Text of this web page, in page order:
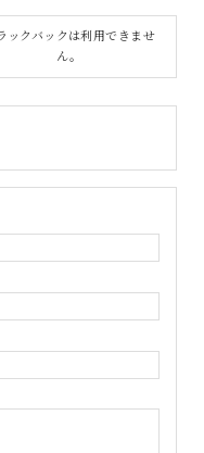
ックバックは利用できませ
ん。